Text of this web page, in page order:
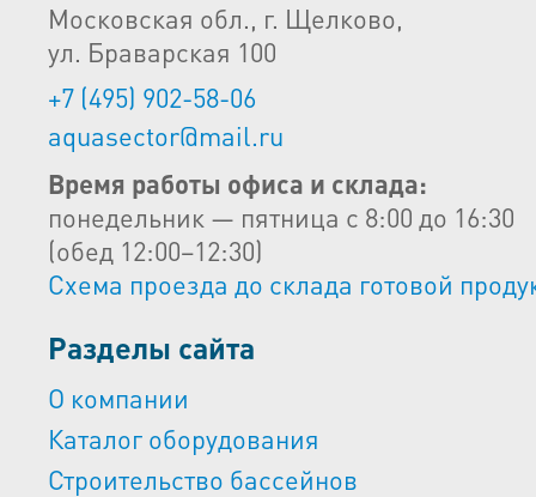
Московская обл., г. Щелково,
ул. Браварская 100
+7 (495) 902-58-06
aquasector@mail.ru
Время работы офиса и склада:
понедельник — пятница с 8:00 до 16:30
(обед 12:00–12:30)
Схема проезда до склада готовой
Разделы сайта
О компании
Каталог оборудования
Строительство бассейнов